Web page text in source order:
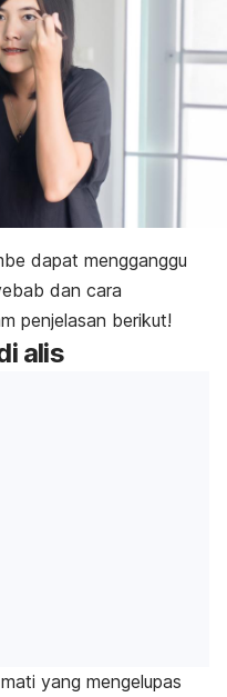
dapat mengganggu
dan cara
penjelasan berikut!
alis
yang mengelupas